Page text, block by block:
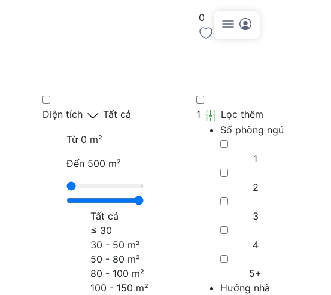
0
Diện tích Tất cả
Từ 0 m²
Đến 500 m²
Tất cả
≤ 30
30 - 50 m²
50 - 80 m²
80 - 100 m²
100 - 150 m²
1
Lọc thêm
Số phòng ngủ
1
2
3
4
5+
Hướng nhà